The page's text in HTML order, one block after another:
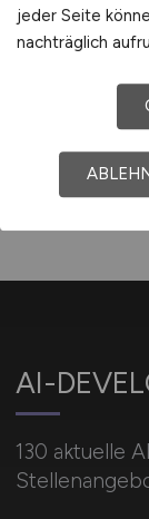
AI-
130 aktuelle
jeder Seite
nachträglich